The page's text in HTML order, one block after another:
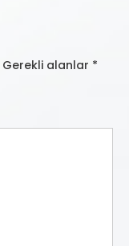
Gerekli alanlar *